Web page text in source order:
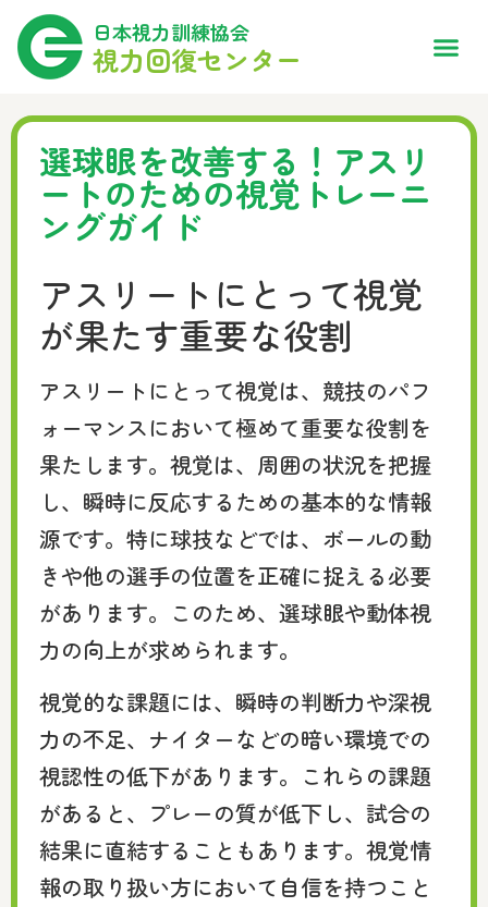
日本視力訓練協会
視力回復センター
選球眼を改善する！アスリ
ートのための視覚トレーニ
ングガイド
アスリートにとって視覚
が果たす重要な役割
アスリートにとって視覚は、競技のパフ
ォーマンスにおいて極めて重要な役割を
果たします。視覚は、周囲の状況を把握
し、瞬時に反応するための基本的な情報
源です。特に球技などでは、ボールの動
きや他の選手の位置を正確に捉える必要
があります。このため、選球眼や動体視
力の向上が求められます。
視覚的な課題には、瞬時の判断力や深視
力の不足、ナイターなどの暗い環境での
視認性の低下があります。これらの課題
があると、プレーの質が低下し、試合の
結果に直結することもあります。視覚情
報の取り扱い方において自信を持つこと